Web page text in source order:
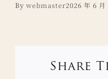
By webmaster2026 年 6 月
Share